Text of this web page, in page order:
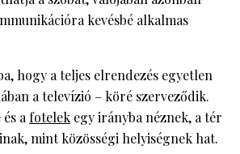
kevésbé alkalmas
hogy a teljes elrendezés egyetlen
a televízió – köré szerveződik.
afotelek egy irányba néznek, a tér
mint közösségi helyiségnek hat.